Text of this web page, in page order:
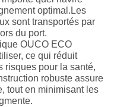
optimal.Les
sont transportés par
du port.
OUCO ECO
ce qui réduit
risques pour la santé,
robuste assure
tout en minimisant les